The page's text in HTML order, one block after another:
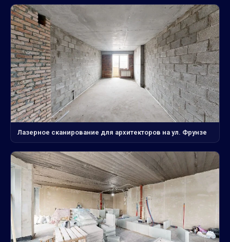
Лазерное сканирование для архитекторов на ул. Фрунзе